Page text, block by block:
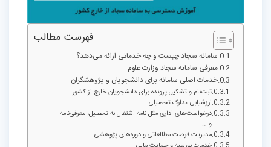
فهرست مطالب
سامانه سجاد چیست و چه خدماتی ارائه می‌دهد؟
معرفی سامانه سجاد وزارت علوم
خدمات اصلی سامانه برای دانشجویان و پژوهشگران
ثبت‌نام و تشکیل پرونده برای دانشجویان خارج از کشور
ارزشیابی مدارک تحصیلی
درخواست‌های اداری مثل نامه اشتغال به تحصیل، معرفی‌نامه
مدیریت فرصت مطالعاتی و دوره‌های پژوهشی